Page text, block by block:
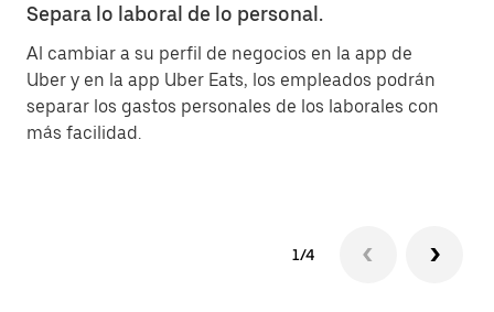
Separa lo laboral de lo personal.
Al cambiar a su perfil de negocios en la app de
Uber y en la app Uber Eats, los empleados podrán
separar los gastos personales de los laborales con
más facilidad.
1/4